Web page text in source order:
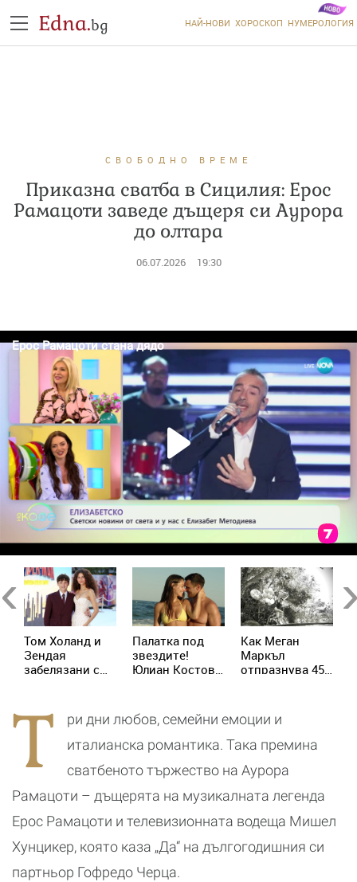
Edna.bg НАЙ-НОВИ ХОРОСКОП НУМЕРОЛОГИЯ
СВОБОДНО ВРЕМЕ
Приказна сватба в Сицилия: Ерос
Рамацоти заведе дъщеря си Аурора
до олтара
06.07.2026 19:30
Том Холанд и
Зендая
забелязани с
Палатка под
звездите!
Юлиан Костов
най-
романтичната
почивка
Как Меган
Маркъл
отпразнува 45-
Хари
Т
ри дни любов, семейни емоции и
италианска романтика. Така премина
сватбеното тържество на Аурора
Рамацоти – дъщерята на музикалната легенда
Ерос Рамацоти и телевизионната водеща Мишел
Хунцикер, която каза „Да“ на дългогодишния си
партньор Гофредо Черца.